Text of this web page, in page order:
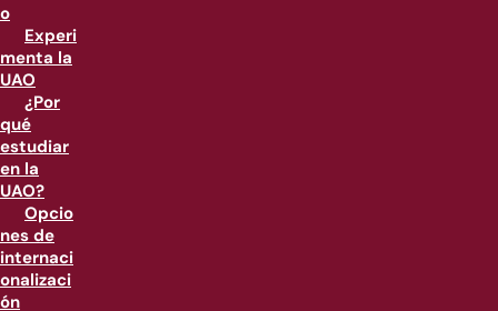
o
Experi
menta la
UAO
¿Por
qué
estudiar
en la
UAO?
Opcio
nes de
internaci
onalizaci
ón